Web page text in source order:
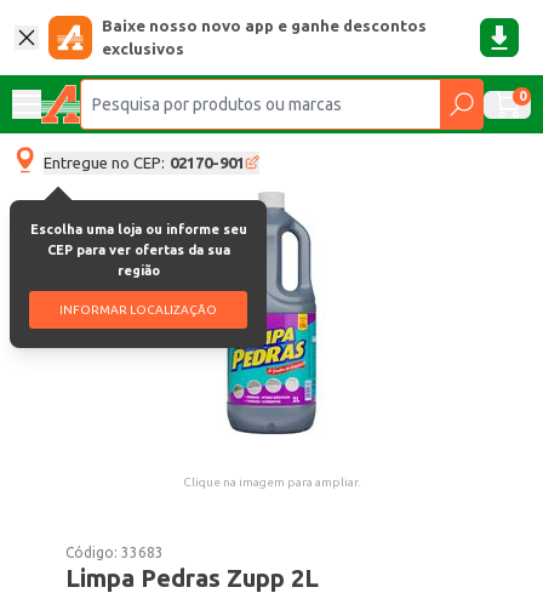
Baixe nosso novo app e ganhe descontos
exclusivos
0
Entregue no CEP: 02170-901
Escolha uma loja ou informe seu
CEP para ver ofertas da sua
região
INFORMAR LOCALIZAÇÃO
Clique na imagem para ampliar.
Código:33683
Limpa Pedras Zupp 2L